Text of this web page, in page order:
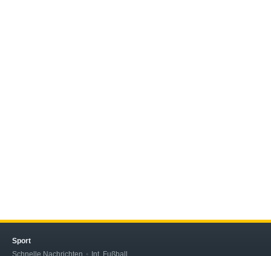
Sport
Schnelle Nachrichten
Int. Fußball